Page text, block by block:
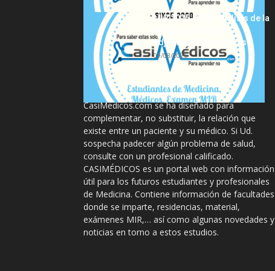
MIR 2025-2026: análisis de la
adjudicación de plazas
09/08/2026
La información proporcionada en
CasiMedicos.com se ha diseñado para
complementar, no substituir, la relación que
existe entre un paciente y su médico. Si Ud.
sospecha padecer algún problema de salud,
consulte con un profesional calificado.
CASIMÉDICOS es un portal web con información
útil para los futuros estudiantes y profesionales
de Medicina. Contiene información de facultades
donde se imparte, residencias, material,
exámenes MIR,… así como algunas novedades y
noticias en torno a estos estudios.